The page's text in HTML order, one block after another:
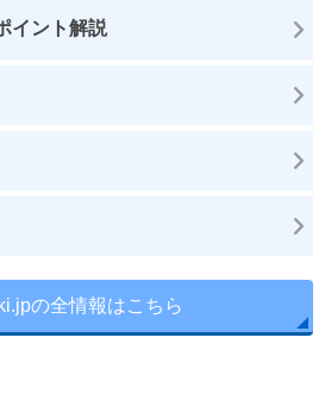
イント解説
の全情報はこちら